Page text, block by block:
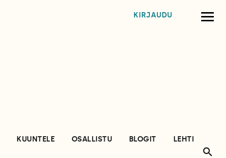
KIRJAUDU
KUUNTELE OSALLISTU BLOGIT
LEHTI